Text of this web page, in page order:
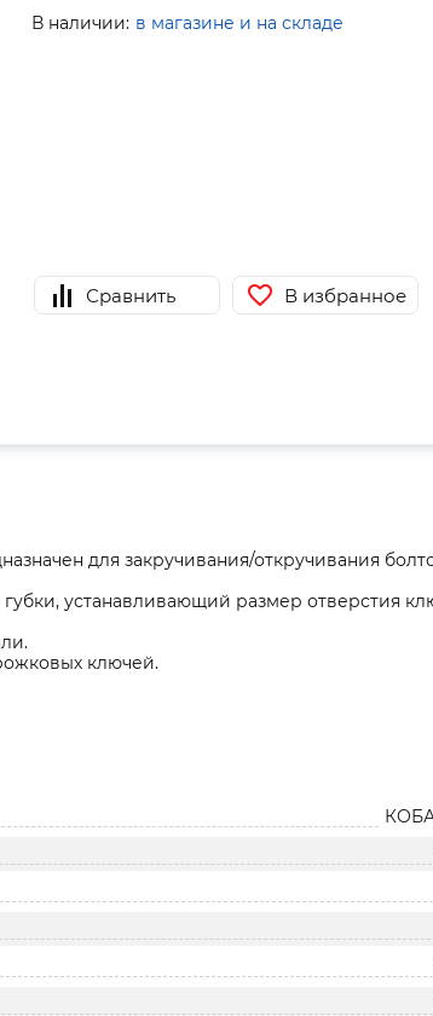
В наличии: в магазине и на складе
Сравнить В избранное
для закручивания/откручивания
устанавливающий размер отверстия
ключей.